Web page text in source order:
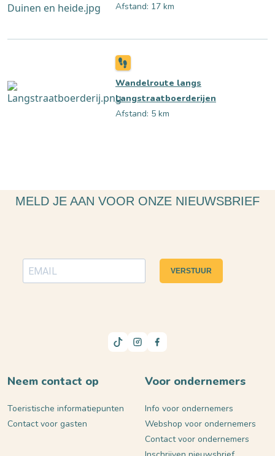
Afstand: 17 km
Wandelroute langs
Langstraatboerderijen
Afstand: 5 km
MELD JE AAN VOOR ONZE NIEUWSBRIEF
VERSTUUR
Neem contact op
Toeristische informatiepunten
Contact voor gasten
Voor ondernemers
Info voor ondernemers
Webshop voor ondernemers
Contact voor ondernemers